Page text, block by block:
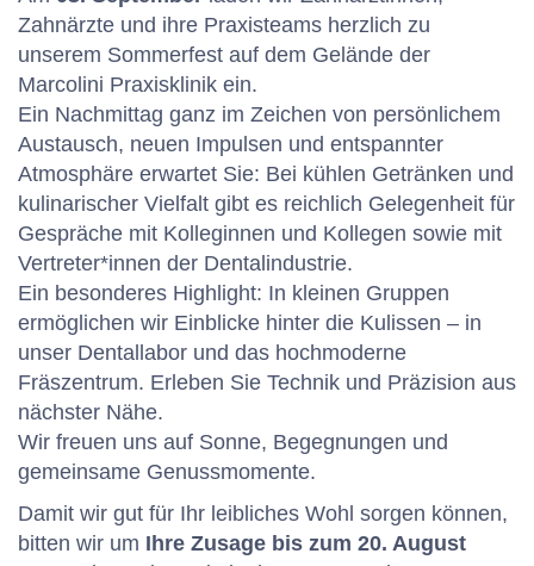
Zahnärzte und ihre Praxisteams herzlich zu
unserem Sommerfest auf dem Gelände der
Marcolini Praxisklinik ein.
Ein Nachmittag ganz im Zeichen von persönlichem
Austausch, neuen Impulsen und entspannter
Atmosphäre erwartet Sie: Bei kühlen Getränken und
kulinarischer Vielfalt gibt es reichlich Gelegenheit für
Gespräche mit Kolleginnen und Kollegen sowie mit
Vertreter*innen der Dentalindustrie.
Ein besonderes Highlight: In kleinen Gruppen
ermöglichen wir Einblicke hinter die Kulissen – in
unser Dentallabor und das hochmoderne
Fräszentrum. Erleben Sie Technik und Präzision aus
nächster Nähe.
Wir freuen uns auf Sonne, Begegnungen und
gemeinsame Genussmomente.
Damit wir gut für Ihr leibliches Wohl sorgen können,
bitten wir um Ihre Zusage bis zum 20. August